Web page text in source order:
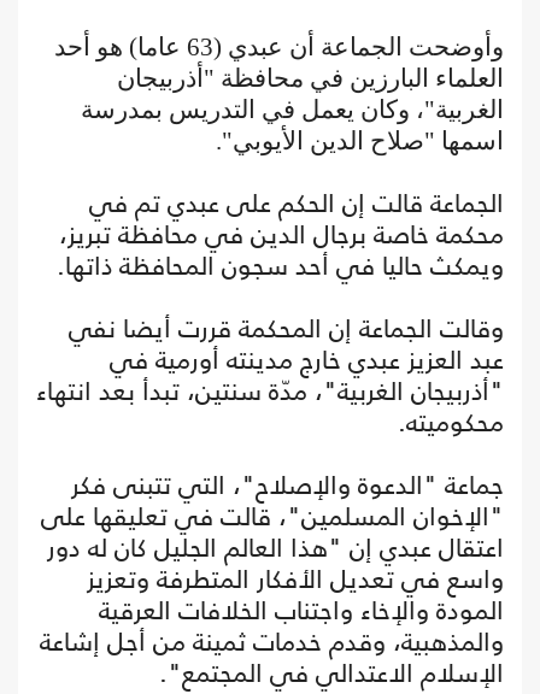
وأوضحت الجماعة أن عبدي (63 عاما) هو أحد
العلماء البارزين في محافظة "أذربيجان
الغربية"، وكان يعمل في التدريس بمدرسة
اسمها "صلاح الدين الأيوبي".
الجماعة قالت إن الحكم على عبدي تم في
محكمة خاصة برجال الدين في محافظة تبريز،
ويمكث حاليا في أحد سجون المحافظة ذاتها.
وقالت الجماعة إن المحكمة قررت أيضا نفي
عبد العزيز عبدي خارج مدينته أورمية في
"أذربيجان الغربية"، مدّة سنتين، تبدأ بعد انتهاء
محكوميته.
جماعة "الدعوة والإصلاح"، التي تتبنى فكر
"الإخوان المسلمين"، قالت في تعليقها على
اعتقال عبدي إن "هذا العالم الجليل کان له دور
واسع في تعديل الأفکار المتطرفة وتعزيز
المودة والإخاء واجتناب الخلافات العرقية
والمذهبية، وقدم خدمات ثمينة من أجل إشاعة
الإسلام الاعتدالي في المجتمع".